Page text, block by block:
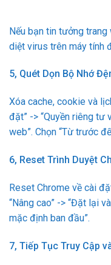
Nếu bạn tin tưởng
diệt virus trên máy tính
5, Quét Dọn Bộ Nhớ
Xóa cache, cookie và
đặt” -> “Quyền riêng tư
web”. Chọn “Từ trước
6, Reset Trình Duyệt
Reset Chrome về cài
“Nâng cao” -> “Đặt lại
mặc định ban đầu”.
7, Tiếp Tục Truy Cập